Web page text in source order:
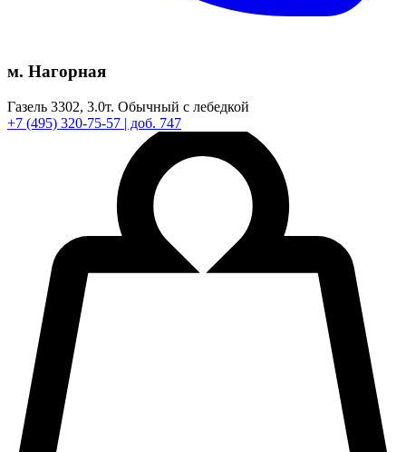
м. Нагорная
Газель 3302, 3.0т. Обычный с лебедкой
+7 (495) 320-75-57 | доб. 747